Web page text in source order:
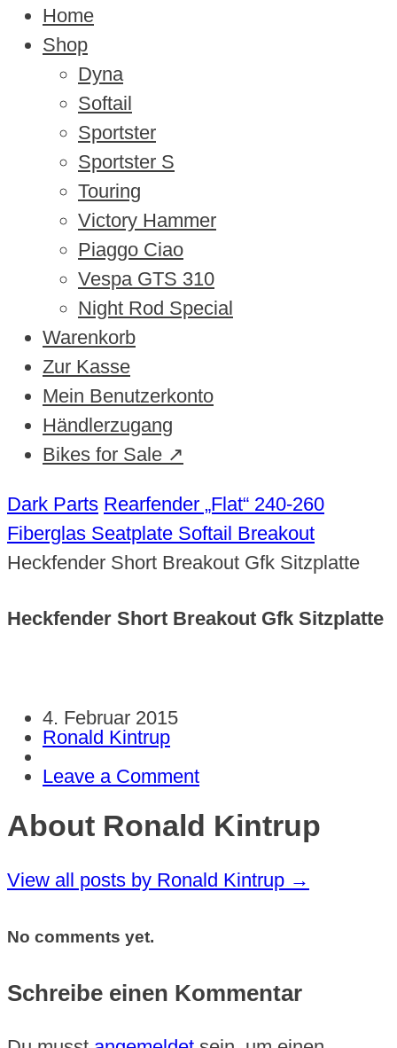
Home
Shop
Dyna
Softail
Sportster
Sportster S
Touring
Victory Hammer
Piaggo Ciao
Vespa GTS 310
Night Rod Special
Warenkorb
Zur Kasse
Mein Benutzerkonto
Händlerzugang
Bikes for Sale ↗
Dark Parts Rearfender „Flat“ 240-260
Fiberglas Seatplate Softail Breakout
Heckfender Short Breakout Gfk Sitzplatte
Heckfender Short Breakout Gfk Sitzplatte
4. Februar 2015
Ronald Kintrup
Leave a Comment
About Ronald Kintrup
View all posts by Ronald Kintrup →
No comments yet.
Schreibe einen Kommentar